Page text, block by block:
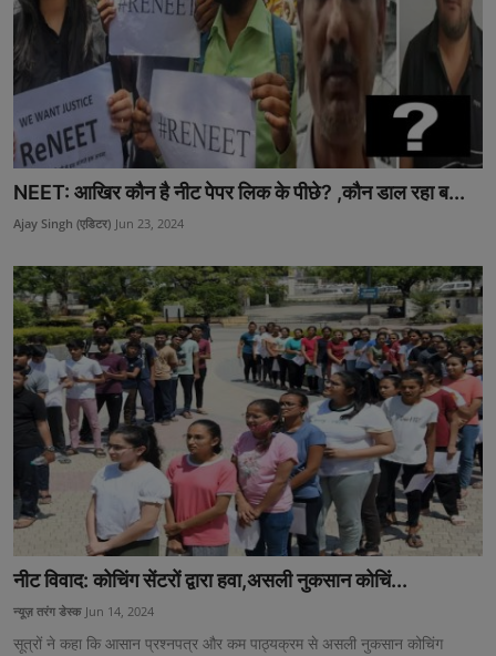
NEET: आखिर कौन है नीट पेपर लिक के पीछे? ,कौन डाल रहा ब...
Ajay Singh (एडिटर) Jun 23, 2024
नीट विवाद: कोचिंग सेंटरों द्वारा हवा,असली नुकसान कोचिं...
न्यूज़ तरंग डेस्क Jun 14, 2024
सूत्रों ने कहा कि आसान प्रश्नपत्र और कम पाठ्यक्रम से असली नुकसान कोचिंग